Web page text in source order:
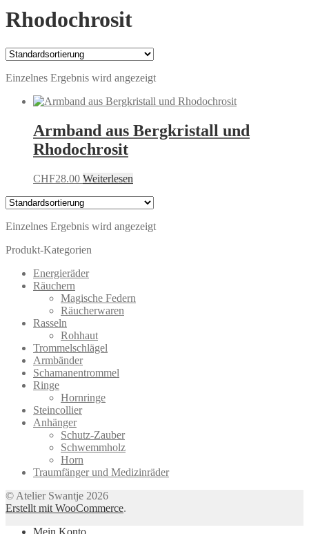
Rhodochrosit
Einzelnes Ergebnis wird angezeigt
Armband aus Bergkristall und
Rhodochrosit
CHF28.00 Weiterlesen
Einzelnes Ergebnis wird angezeigt
Produkt-Kategorien
Energieräder
Räuchern
Magische Federn
Räucherwaren
Rasseln
Rohhaut
Trommelschlägel
Armbänder
Schamanentrommel
Ringe
Hornringe
Steincollier
Anhänger
Schutz-Zauber
Schwemmholz
Horn
Traumfänger und Medizinräder
© Atelier Swantje 2026
Erstellt mit WooCommerce.
Mein Konto